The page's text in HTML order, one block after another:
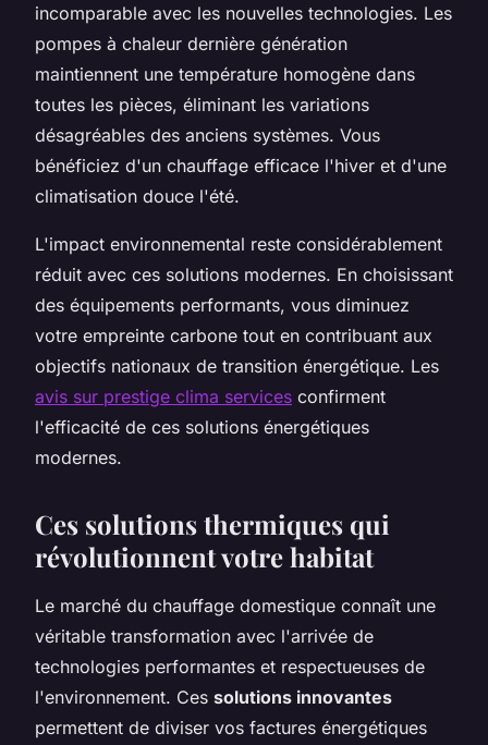
incomparable avec les nouvelles technologies. Les
pompes à chaleur dernière génération
maintiennent une température homogène dans
toutes les pièces, éliminant les variations
désagréables des anciens systèmes. Vous
bénéficiez d'un chauffage efficace l'hiver et d'une
climatisation douce l'été.
L'impact environnemental reste considérablement
réduit avec ces solutions modernes. En choisissant
des équipements performants, vous diminuez
votre empreinte carbone tout en contribuant aux
objectifs nationaux de transition énergétique. Les
avis sur prestige clima services confirment
l'efficacité de ces solutions énergétiques
modernes.
Ces solutions thermiques qui
révolutionnent votre habitat
Le marché du chauffage domestique connaît une
véritable transformation avec l'arrivée de
technologies performantes et respectueuses de
l'environnement. Ces solutions innovantes
permettent de diviser vos factures énergétiques